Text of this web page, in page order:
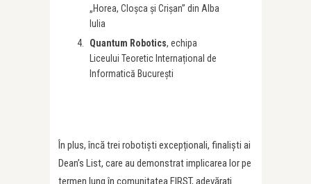
„Horea, Cloșca și Crișan” din Alba
Iulia
Quantum Robotics, echipa
Liceului Teoretic Internațional de
Informatică București
În plus, încă trei robotiști excepționali, finaliști ai
Dean’s List, care au demonstrat implicarea lor pe
termen lung în comunitatea FIRST, adevărați